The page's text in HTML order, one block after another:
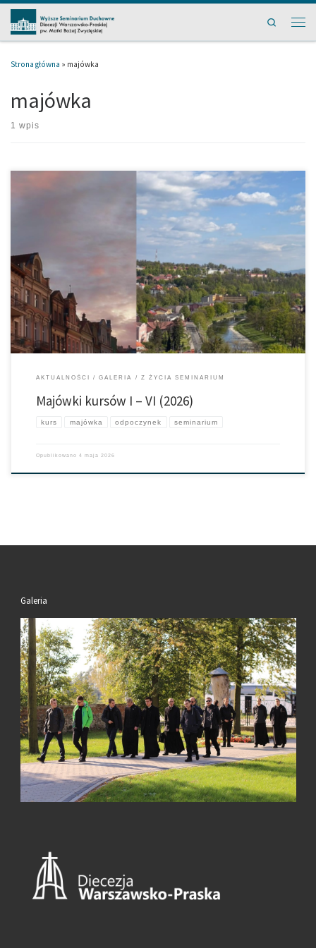
Przejdź do treści
Search
Strona główna » majówka
majówka
1 wpis
[…]
AKTUALNOŚCI GALERIA Z ŻYCIA SEMINARIUM
Majówki kursów I – VI (2026)
kurs majówka odpoczynek seminarium
Opublikowano 4 maja 2026
Galeria